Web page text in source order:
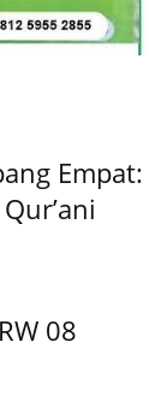
Empat:
08